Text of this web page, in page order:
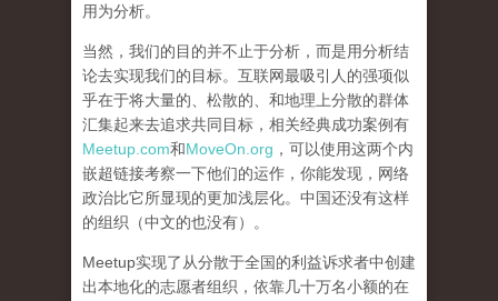
用为分析。
当然，我们的目的并不止于分析，而是用分析结
论去实现我们的目标。互联网最吸引人的强项似
乎在于将大量的、松散的、和地理上分散的群体
汇集起来去追求共同目标，相关经典成功案例有
Meetup.com和MoveOn.org ， 可以使用这两个内
嵌超链接考察一下他们的运作，你能发现，网络
政治比它所显现的更加浅层化。中国还没有这样
的组织（中文的也没有）。
Meetup实现了从分散于全国的利益诉求者中创建
出本地化的志愿者组织，依靠几十万名小额的在